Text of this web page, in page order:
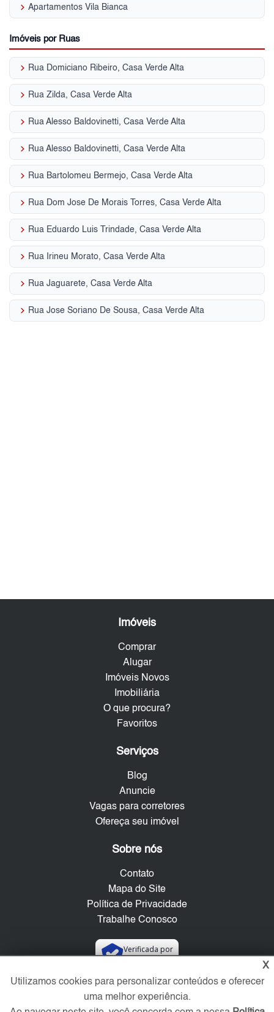
keyboard_arrow_right Apartamentos Vila Bianca
Imóveis por Ruas
keyboard_arrow_right Rua Domiciano Ribeiro, Casa Verde Alta
keyboard_arrow_right Rua Zilda, Casa Verde Alta
keyboard_arrow_right Rua Alesso Baldovinetti, Casa Verde Alta
keyboard_arrow_right Rua Alesso Baldovinetti, Casa Verde Alta
keyboard_arrow_right Rua Bartolomeu Bermejo, Casa Verde Alta
keyboard_arrow_right Rua Dom Jose De Morais Torres, Casa Verde Alta
keyboard_arrow_right Rua Eduardo Luis Trindade, Casa Verde Alta
keyboard_arrow_right Rua Irineu Morato, Casa Verde Alta
keyboard_arrow_right Rua Jaguarete, Casa Verde Alta
keyboard_arrow_right Rua Jose Soriano De Sousa, Casa Verde Alta
Imóveis
Comprar
Alugar
Imóveis Novos
Imobiliária
O que procura?
Favoritos
Serviços
Blog
Anuncie
Vagas para corretores
Ofereça seu imóvel
Sobre nós
Contato
Mapa do Site
Política de Privacidade
Trabalhe Conosco
Verificada por
Redes Sociais
X
Utilizamos cookies para personalizar conteúdos e oferecer
uma melhor experiência.